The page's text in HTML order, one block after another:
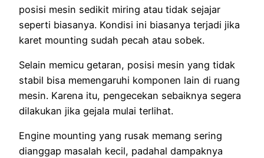
posisi mesin sedikit miring atau tidak sejajar
seperti biasanya. Kondisi ini biasanya terjadi jika
karet mounting sudah pecah atau sobek.
Selain memicu getaran, posisi mesin yang tidak
stabil bisa memengaruhi komponen lain di ruang
mesin. Karena itu, pengecekan sebaiknya segera
dilakukan jika gejala mulai terlihat.
Engine mounting yang rusak memang sering
dianggap masalah kecil, padahal dampaknya